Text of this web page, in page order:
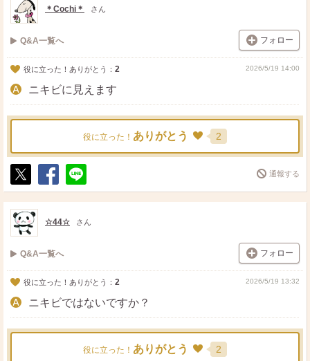
＊Cochi＊ さん
Q&A一覧へ フォロー
役に立った！ありがとう： 2 2026/5/19 14:00
ニキビに見えます
役に立った！ ありがとう 2
ポ
ス
ト
シ
ェ
送
る
通報する
☆44☆ さん
Q&A一覧へ フォロー
役に立った！ありがとう： 2 2026/5/19 13:32
ニキビではないですか？
役に立った！ ありがとう 2